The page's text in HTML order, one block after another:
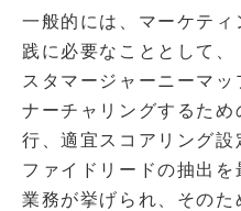
一般的には、マーケテ
践に必要なこととして
スタマージャーニーマ
ナーチャリングするた
行、適宜スコアリング設
ファイドリードの抽出
業務が挙げられ、その